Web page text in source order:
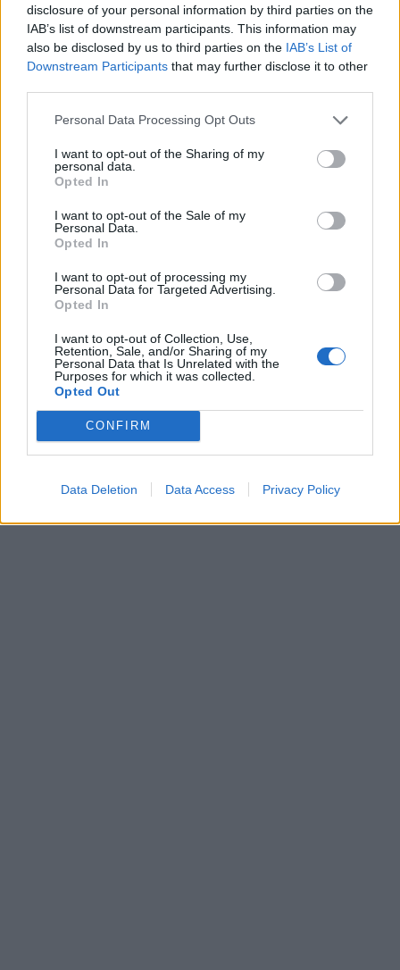
disclosure of your personal information by third parties on the
IAB’s list of downstream participants. This information may
also be disclosed by us to third parties on the IAB’s List of
Downstream Participants that may further disclose it to other
Personal Data Processing Opt Outs
I want to opt-out of the Sharing of my
personal data.
Opted In
I want to opt-out of the Sale of my
Personal Data.
Opted In
I want to opt-out of processing my
Personal Data for Targeted Advertising.
Opted In
I want to opt-out of Collection, Use,
Retention, Sale, and/or Sharing of my
Personal Data that Is Unrelated with the
Purposes for which it was collected.
Opted Out
CONFIRM
Data Deletion Data Access Privacy Policy
ΕΙΔΗΣΕΙΣ 07 Αυγούστου 2026 18:10
Άδωνις Γεωργιάδης από Γ.Ν. Ρόδου: Νέες προσλήψεις
και «πράσινο φως» για το Ακτινοθεραπευτικό
Κέντρο
07 Αυγούστου 2026 17:01
ερεθισμός από το χλώριο; Τι εξηγεί αλλεργιολόγος